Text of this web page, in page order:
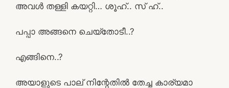
അവൾ തള്ളി കയറ്റി… ശൂഹ്.. സ് ഹ്..
പപ്പാ അങ്ങനെ ചെയ്തോടീ..?
എങ്ങിനെ..?
അയാളുടെ പാല് നിന്റേതിൽ തേച്ച കാര്യമാ